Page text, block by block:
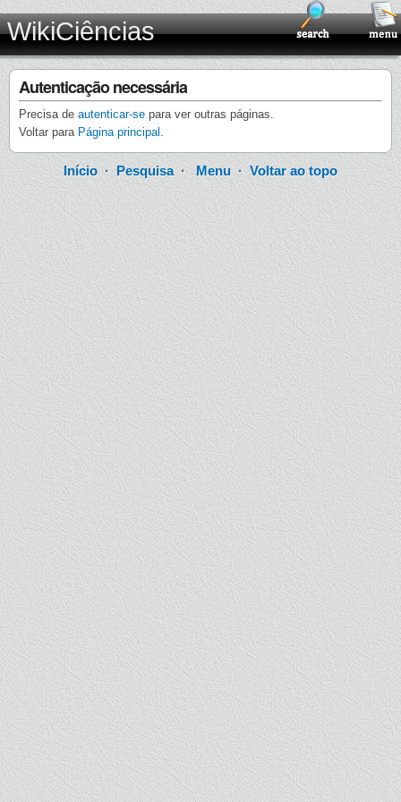
WikiCiências
Autenticação necessária
Precisa de autenticar-se para ver outras páginas.
Voltar para Página principal .
Início · Pesquisa·Menu ·Voltar ao topo